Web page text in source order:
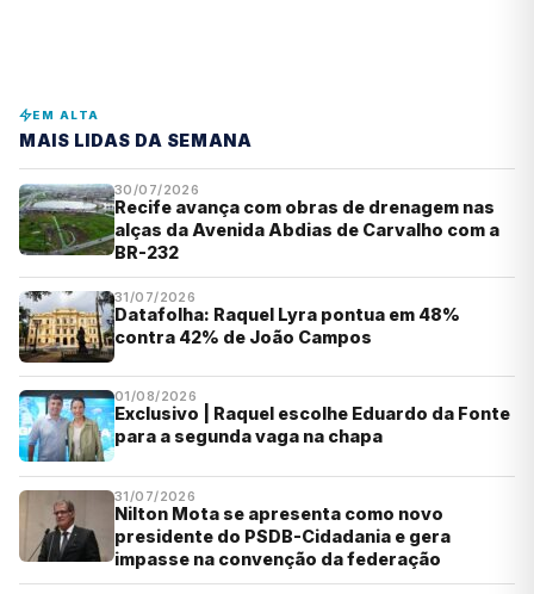
EM ALTA
MAIS LIDAS DA SEMANA
30/07/2026
Recife avança com obras de drenagem nas
alças da Avenida Abdias de Carvalho com a
BR-232
31/07/2026
Datafolha: Raquel Lyra pontua em 48%
contra 42% de João Campos
01/08/2026
Exclusivo | Raquel escolhe Eduardo da Fonte
para a segunda vaga na chapa
31/07/2026
Nilton Mota se apresenta como novo
presidente do PSDB-Cidadania e gera
impasse na convenção da federação